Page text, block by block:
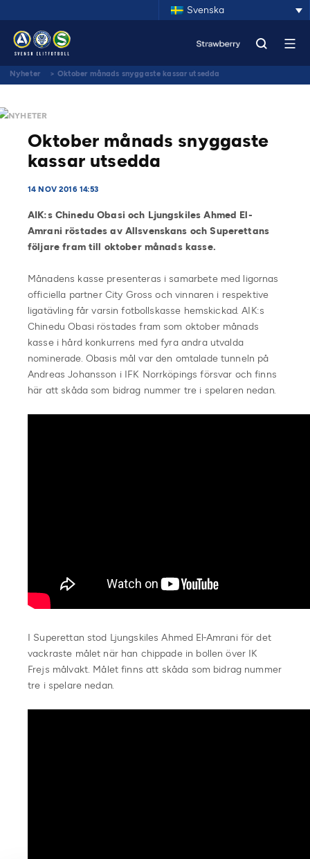
Svenska
Nyheter > Oktober månads snyggaste kassar utsedda
NYHETER
Oktober månads snyggaste
kassar utsedda
14 NOV 2016 14:53
AIK:s Chinedu Obasi och Ljungskiles Ahmed El-
Amrani röstades av Allsvenskans och Superettans
följare fram till oktober månads kasse.
Månadens kasse presenteras i samarbete med ligornas
officiella partner City Gross och vinnaren i respektive
ligatävling får varsin fotbollskasse hemskickad. AIK:s
Chinedu Obasi röstades fram som oktober månads
kasse i hård konkurrens med fyra andra utvalda
nominerade. Obasis mål var den omtalade tunneln på
Andreas Johansson i IFK Norrköpings försvar och finns
här att skåda som bidrag nummer tre i spelaren nedan.
I Superettan stod Ljungskiles Ahmed El-Amrani för det
vackraste målet när han chippade in bollen över IK
Frejs målvakt. Målet finns att skåda som bidrag nummer
tre i spelare nedan.